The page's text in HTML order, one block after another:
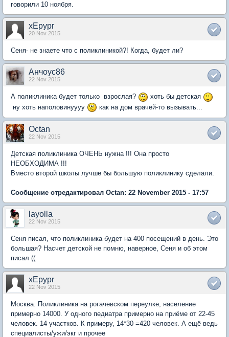
говорили 10 ноября.
xEpypr
20 Nov 2015
Сеня- не знаете что с поликлиникой?! Когда, будет ли?
Анчоус86
22 Nov 2015
А поликлиника будет только взрослая?
хоть бы детская
ну хоть наполовинуууу
как на дом врачей-то вызывать...
Octan
22 Nov 2015
Детская поликлиника ОЧЕНЬ нужна !!! Она просто
НЕОБХОДИМА !!!
Вместо второй школы лучше бы большую поликлинику сделали.
Сообщение отредактировал Octan: 22 November 2015 - 17:57
layolla
22 Nov 2015
Сеня писал, что поликлиника будет на 400 посещений в день. Это
большая? Насчет детской не помню, наверное, Сеня и об этом
писал ((
xEpypr
22 Nov 2015
Москва. Поликлиника на рогачевском переулке, население
примерно 14000. У одного педиатра примерно на приёме от 22-45
человек. 14 участков. К примеру, 14*30 =420 человек. А ещё ведь
специалисты/ужи/экг и прочее